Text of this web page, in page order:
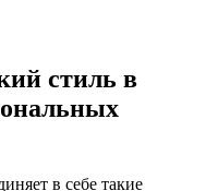
стиль в
в себе такие